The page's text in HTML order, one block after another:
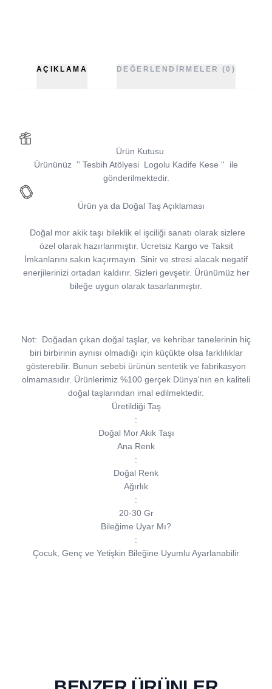
AÇIKLAMA DEĞERLENDIRMELER (0)
Ürün Kutusu
Ürününüz '' Tesbih Atölyesi Logolu Kadife Kese ''
ile
gönderilmektedir.
Ürün ya da Doğal Taş Açıklaması
Doğal mor akik taşı bileklik el işciliği sanatı olarak sizlere
özel olarak hazırlanmıştır. Ücretsiz Kargo ve Taksit
İmkanlarını sakın kaçırmayın. Sinir ve stresi alacak negatif
enerjilerinizi ortadan kaldırır. Sizleri gevşetir. Ürünümüz her
bileğe uygun olarak tasarlanmıştır.
Not: Doğadan çıkan doğal taşlar, ve kehribar tanelerinin hiç
biri birbirinin aynısı olmadığı için küçükte olsa farklılıklar
gösterebilir. Bunun sebebi ürünün sentetik ve fabrikasyon
olmamasıdır. Ürünlerimiz %100 gerçek Dünya'nın en kaliteli
doğal taşlarından imal edilmektedir.
Üretildiği Taş
:
Doğal Mor Akik Taşı
Ana Renk
:
Doğal Renk
Ağırlık
:
20-30 Gr
Bileğime Uyar Mı?
:
Çocuk, Genç ve Yetişkin Bileğine Uyumlu Ayarlanabilir